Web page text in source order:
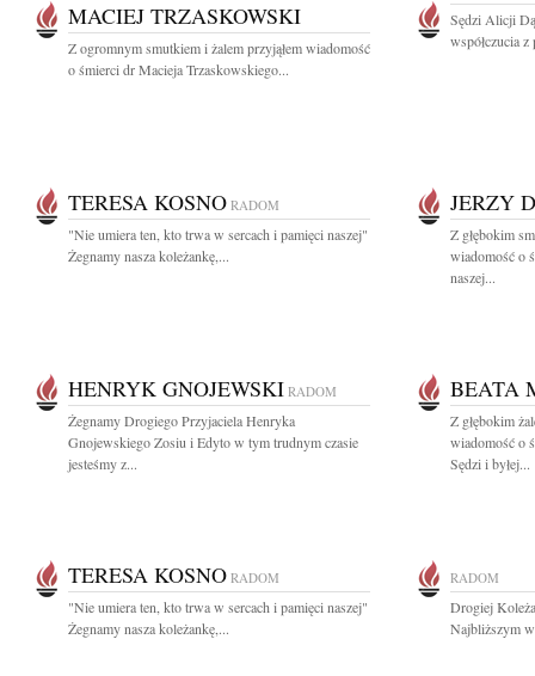
MACIEJ TRZASKOWSKI
Z ogromnym smutkiem i żalem przyjąłem wiadomość
o śmierci dr Macieja Trzaskowskiego...
Sędzi Alicji
współczucia
TERESA KOSNO RADOM
"Nie umiera ten, kto trwa w sercach i pamięci naszej"
Żegnamy nasza koleżankę,...
JERZY
Z głębokim
wiadomość o
naszej...
HENRYK GNOJEWSKI RADOM
Żegnamy Drogiego Przyjaciela Henryka
Gnojewskiego Zosiu i Edyto w tym trudnym czasie
jesteśmy z...
BEATA
Z głębokim
wiadomość o
Sędzi i byłej...
TERESA KOSNO RADOM
"Nie umiera ten, kto trwa w sercach i pamięci naszej"
Żegnamy nasza koleżankę,...
RADOM
Drogiej
Najbliższym